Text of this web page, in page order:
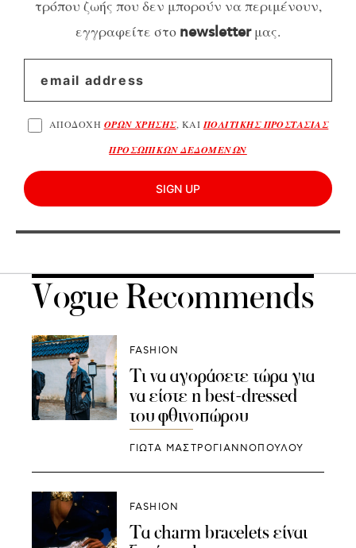
τρόπου ζωής που δεν μπορούν να περιμένουν,
εγγραφείτε στο newsletterμας.
ΑΠΟΔΟΧΗ ΟΡΩΝ ΧΡΗΣΗΣ, ΚΑΙ ΠΟΛΙΤΙΚΗΣ ΠΡΟΣΤΑΣΙΑΣ
ΠΡΟΣΩΠΙΚΩΝ ΔΕΔΟΜΕΝΩΝ
SIGN UP
Vogue Recommends
FASHION
Τι να αγοράσετε τώρα για
να είστε η best-dressed
του φθινοπώρου
ΓΙΩΤΑ ΜΑΣΤΡΟΓΙΑΝΝΟΠΟΥΛΟΥ
FASHION
Τα charm bracelets είναι